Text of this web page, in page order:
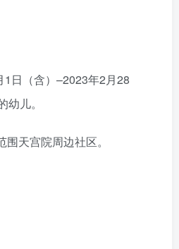
1日（含）–2023年2月28
幼儿。
围天宫院周边社区。